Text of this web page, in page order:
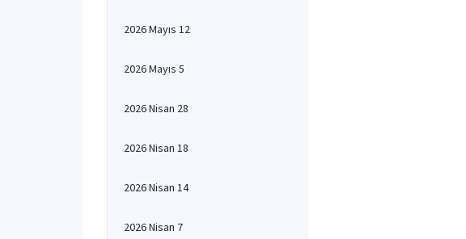
2026 Mayıs 12
2026 Mayıs 5
2026 Nisan 28
2026 Nisan 18
2026 Nisan 14
2026 Nisan 7